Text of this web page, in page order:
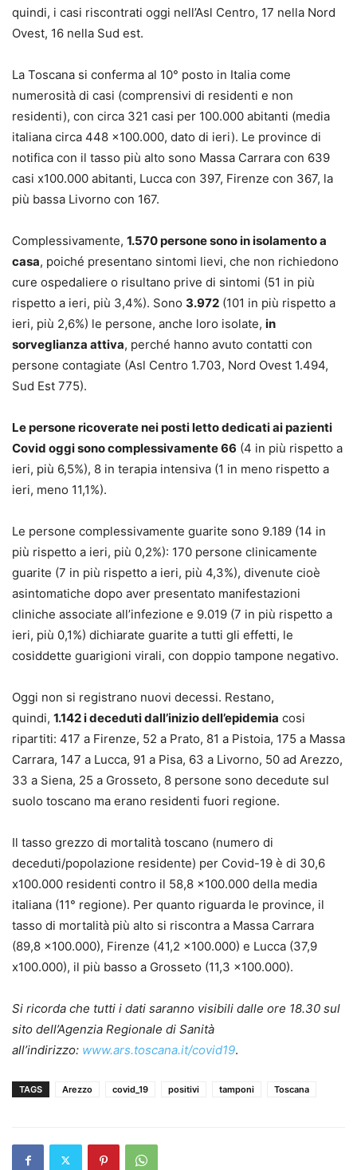
quindi, i casi riscontrati oggi nell’Asl Centro, 17 nella Nord
Ovest, 16 nella Sud est.
La Toscana si conferma al 10° posto in Italia come
numerosità di casi (comprensivi di residenti e non
residenti), con circa 321 casi per 100.000 abitanti (media
italiana circa 448 x100.000, dato di ieri). Le province di
notifica con il tasso più alto sono Massa Carrara con 639
casi x100.000 abitanti, Lucca con 397, Firenze con 367, la
più bassa Livorno con 167.
Complessivamente, 1.570 persone sono in isolamento a
casa, poiché presentano sintomi lievi, che non richiedono
cure ospedaliere o risultano prive di sintomi (51 in più
rispetto a ieri, più 3,4%). Sono 3.972 (101 in più rispetto a
ieri, più 2,6%) le persone, anche loro isolate, in
sorveglianza attiva, perché hanno avuto contatti con
persone contagiate (Asl Centro 1.703, Nord Ovest 1.494,
Sud Est 775).
Le persone ricoverate nei posti letto dedicati ai pazienti
Covid oggi sono complessivamente 66 (4 in più rispetto a
ieri, più 6,5%), 8 in terapia intensiva (1 in meno rispetto a
ieri, meno 11,1%).
Le persone complessivamente guarite sono 9.189 (14 in
più rispetto a ieri, più 0,2%): 170 persone clinicamente
guarite (7 in più rispetto a ieri, più 4,3%), divenute cioè
asintomatiche dopo aver presentato manifestazioni
cliniche associate all’infezione e 9.019 (7 in più rispetto a
ieri, più 0,1%) dichiarate guarite a tutti gli effetti, le
cosiddette guarigioni virali, con doppio tampone negativo.
Oggi non si registrano nuovi decessi. Restano,
quindi, 1.142 i deceduti dall’inizio dell’epidemia cosi
ripartiti: 417 a Firenze, 52 a Prato, 81 a Pistoia, 175 a Massa
Carrara, 147 a Lucca, 91 a Pisa, 63 a Livorno, 50 ad Arezzo,
33 a Siena, 25 a Grosseto, 8 persone sono decedute sul
suolo toscano ma erano residenti fuori regione.
Il tasso grezzo di mortalità toscano (numero di
deceduti/popolazione residente) per Covid-19 è di 30,6
x100.000 residenti contro il 58,8 x100.000 della media
italiana (11° regione). Per quanto riguarda le province, il
tasso di mortalità più alto si riscontra a Massa Carrara
(89,8 x100.000), Firenze (41,2 x100.000) e Lucca (37,9
x100.000), il più basso a Grosseto (11,3 x100.000).
Si ricorda che tutti i dati saranno visibili dalle ore 18.30 sul
sito dell’Agenzia Regionale di Sanità
all’indirizzo: www.ars.toscana.it/covid19.
TAGS Arezzo covid_19 positivi tamponi Toscana